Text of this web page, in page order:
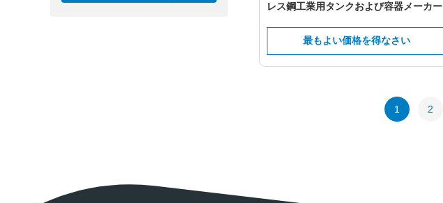
レス鋼工業用タンクおよび容器メーカー
最もよい価格を得なさい
1 2